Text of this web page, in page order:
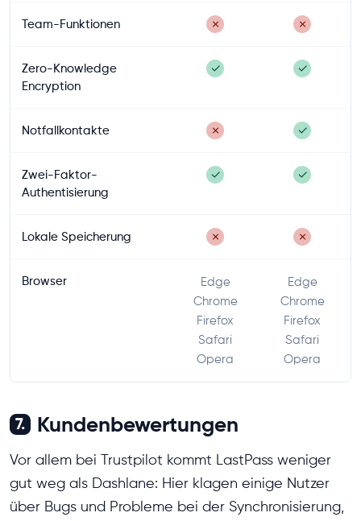
Team-Funktionen ✗ ✗
Zero-Knowledge
Encryption
✓ ✓
Notfallkontakte ✗ ✓
Zwei-Faktor-
Authentisierung
✓ ✓
Lokale Speicherung ✗ ✗
Browser
Edge
Chrome
Firefox
Safari
Opera
Edge
Chrome
Firefox
Safari
Opera
7. Kundenbewertungen
Vor allem bei Trustpilot kommt LastPass weniger
gut weg als Dashlane: Hier klagen einige Nutzer
über Bugs und Probleme bei der Synchronisierung,